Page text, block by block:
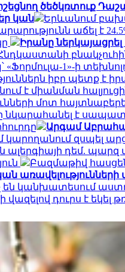
ծեծկռտուք
կան
Երևանում
աճել է
Իրանը
1»-ի
իբր պետք է
է միանման
մոտ
է
Արգամ
կարողանում զսպել
ալերգիայի դեմ. պարզ
Բազմաթիվ
առավելությունների
են կանխատեսում
դուրս է եկել